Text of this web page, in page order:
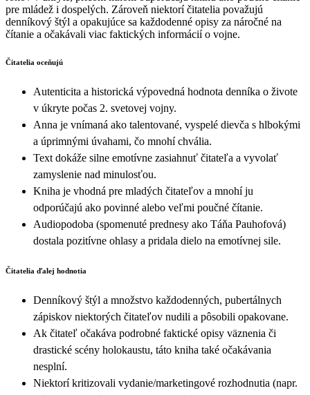
pre mládež i dospelých. Zároveň niektorí čitatelia považujú
denníkový štýl a opakujúce sa každodenné opisy za náročné na
čítanie a očakávali viac faktických informácií o vojne.
Čitatelia oceňujú
Autenticita a historická výpovedná hodnota denníka o živote
v úkryte počas 2. svetovej vojny.
Anna je vnímaná ako talentované, vyspelé dievča s hlbokými
a úprimnými úvahami, čo mnohí chvália.
Text dokáže silne emotívne zasiahnuť čitateľa a vyvolať
zamyslenie nad minulosťou.
Kniha je vhodná pre mladých čitateľov a mnohí ju
odporúčajú ako povinné alebo veľmi poučné čítanie.
Audiopodoba (spomenuté prednesy ako Táňa Pauhofová)
dostala pozitívne ohlasy a pridala dielo na emotívnej sile.
Čitatelia ďalej hodnotia
Denníkový štýl a množstvo každodenných, pubertálnych
zápiskov niektorých čitateľov nudili a pôsobili opakovane.
Ak čitateľ očakáva podrobné faktické opisy väznenia či
drastické scény holokaustu, táto kniha také očakávania
nesplní.
Niektorí kritizovali vydanie/marketingové rozhodnutia (napr.